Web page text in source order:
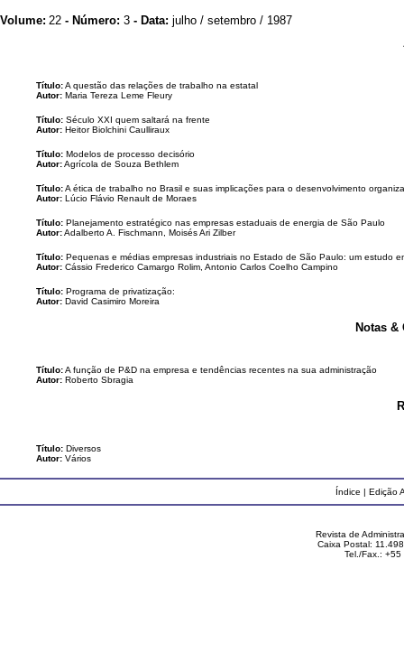
Volume: 22 - Número: 3 - Data: julho / setembro / 1987
Título:A questão das relações de trabalho na estatal
Autor: Maria Tereza Leme Fleury
Título: Século XXI quem saltará na frente
Autor: Heitor Biolchini Caulliraux
Título: Modelos de processo decisório
Autor:Agrícola de Souza Bethlem
Título:A ética de trabalho no Brasil e suas implicações para o desenvolvimento
Autor: Lúcio Flávio Renault de Moraes
Título: Planejamento estratégico nas empresas estaduais de energia de São Paulo
Autor:Adalberto A. Fischmann, Moisés Ari Zilber
Título: Pequenas e médias empresas industriais no Estado de São Paulo: um estudo
Autor: Cássio Frederico Camargo Rolim, Antonio Carlos Coelho Campino
Título: Programa de privatização:
Autor: David Casimiro Moreira
Notas &
Título:A função de P&D na empresa e tendências recentes na sua administração
Autor: Roberto Sbragia
Título: Diversos
Autor: Vários
Índice | Edição
Revista de
Caixa Postal:
Tel./Fax.: